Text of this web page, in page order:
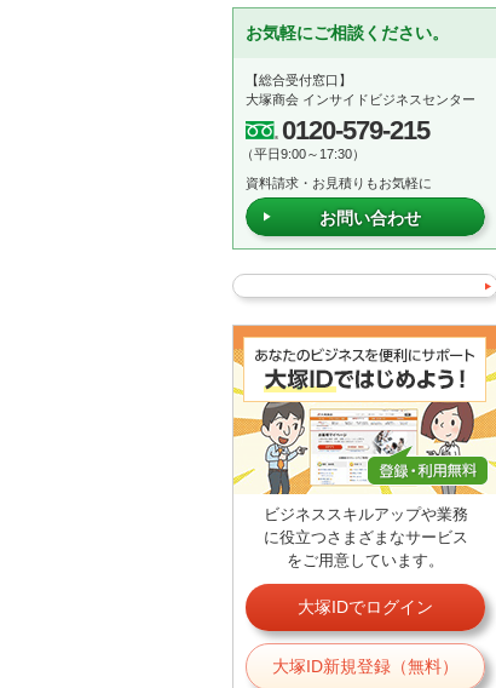
お気軽にご相談ください。
【総合受付窓口】
大塚商会 インサイドビジネスセンター
0120-579-215
（平日9:00～17:30）
資料請求・お見積りもお気軽に
お問い合わせ
ビジネススキルアップや業務
に役立つさまざまなサービス
をご用意しています。
大塚IDでログイン
大塚ID新規登録（無料）